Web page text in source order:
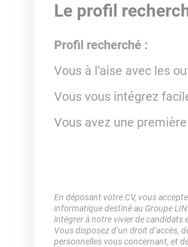
Le profil
Profil recherché :
Vous à l'aise avec les
Vous vous intégrez
Vous avez une
En déposant votre CV, vous
informatique destiné au Groupe
intégrer à notre vivier de candidats
Vous disposez d’un droit d’accès,
personnelles vous concernant, et